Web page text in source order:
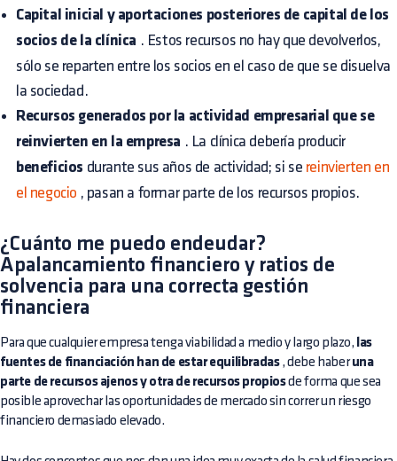
Capital inicial y aportaciones posteriores de capital de los
socios de la clínica . Estos recursos no hay que devolverlos,
sólo se reparten entre los socios en el caso de que se disuelva
la sociedad.
Recursos generados por la actividad empresarial que se
reinvierten en la empresa . La clínica debería producir
beneficios durante sus años de actividad; si se reinvierten en
el negocio , pasan a formar parte de los recursos propios.
¿Cuánto me puedo endeudar?
Apalancamiento financiero y ratios de
solvencia para una correcta gestión
financiera
Para que cualquier empresa tenga viabilidad a medio y largo plazo, las
fuentes de financiación han de estar equilibradas, debe haberuna
parte de recursos ajenos y otra de recursos propiosde forma que sea
posible aprovechar las oportunidades de mercado sin correr un riesgo
financiero demasiado elevado.